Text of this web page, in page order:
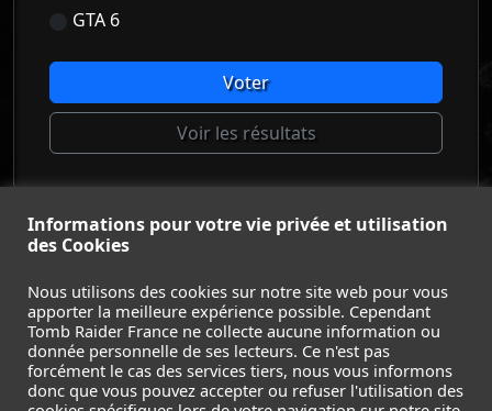
GTA 6
Voter
Voir les résultats
Informations pour votre vie privée et utilisation
des Cookies
Nous utilisons des cookies sur notre site web pour vous
apporter la meilleure expérience possible. Cependant
Tomb Raider France ne collecte aucune information ou
donnée personnelle de ses lecteurs. Ce n'est pas
forcément le cas des services tiers, nous vous informons
donc que vous pouvez accepter ou refuser l'utilisation des
© Tomb Raider France 2008 - 2026
Lara Croft et Tomb Raider sont des marques déposées
Square Enix Ltd.
ACCUEIL- TOMB RAIDER- LEGACY OF ATLANTIS
CATALYST - LARA CROFT- FILMS - CONTACT-
MENTIONS LÉGALES / CGU-